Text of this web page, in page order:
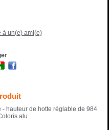
à un(e) ami(e)
- hauteur de hotte réglable de 984
alu